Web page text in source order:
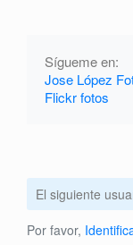
Sígueme en:
Jose López
Flickr fotos
El siguiente
Por favor,